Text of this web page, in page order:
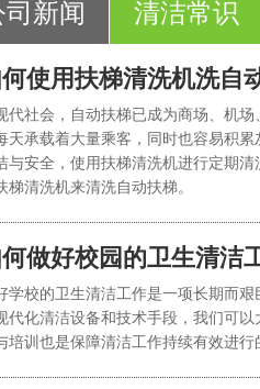
司新闻 清洁常识
使用扶梯清洗机洗自
代社会，自动扶梯已成为商场、机
天承载着大量乘客，同时也容易积
与安全，使用扶梯清洗机进行定期
梯清洗机来清洗自动扶梯。
做好校园的卫生清洁
学校的卫生清洁工作是一项长期而
代化清洁设备和技术手段，我们可
培训也是保障清洁工作持续有效进行